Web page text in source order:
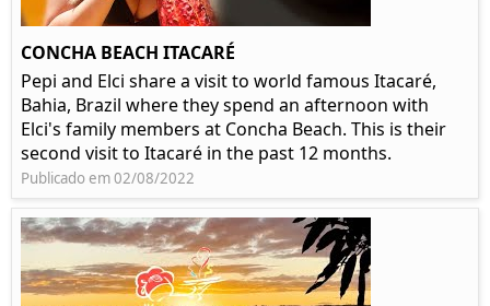
CONCHA BEACH ITACARÉ
Pepi and Elci share a visit to world famous Itacaré,
Bahia, Brazil where they spend an afternoon with
Elci's family members at Concha Beach. This is their
second visit to Itacaré in the past 12 months.
Publicado em 02/08/2022